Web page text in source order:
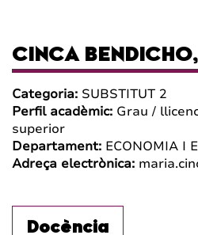
CINCA
Categoria: SUBSTITUT 2
Perfil acadèmic: Grau /
superior
Departament: ECONOMIA I
Adreça electrònica:
Docència